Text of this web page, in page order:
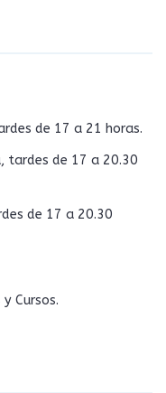
de 17 a 21 horas.
tardes de 17 a 20.30
de 17 a 20.30
Cursos.